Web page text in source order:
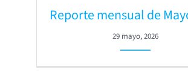
Reporte mensual de
29 mayo, 2026